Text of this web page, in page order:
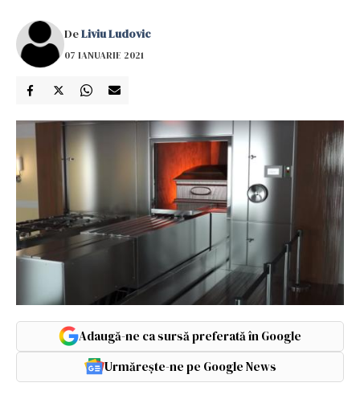
DeLiviu Ludovic
07 IANUARIE 2021
Adaugă-ne ca sursă preferată în Google
Urmărește-ne pe Google News